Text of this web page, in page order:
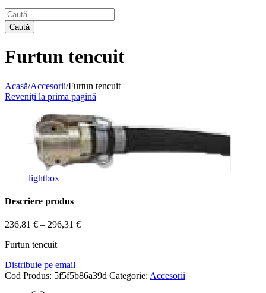
Caută
Furtun tencuit
Acasă/Accesorii/Furtun tencuit
Reveniți la prima pagină
lightbox
Descriere produs
236,81 € – 296,31 €
Furtun tencuit
Distribuie pe email
Cod Produs: 5f5f5b86a39d Categorie: Accesorii